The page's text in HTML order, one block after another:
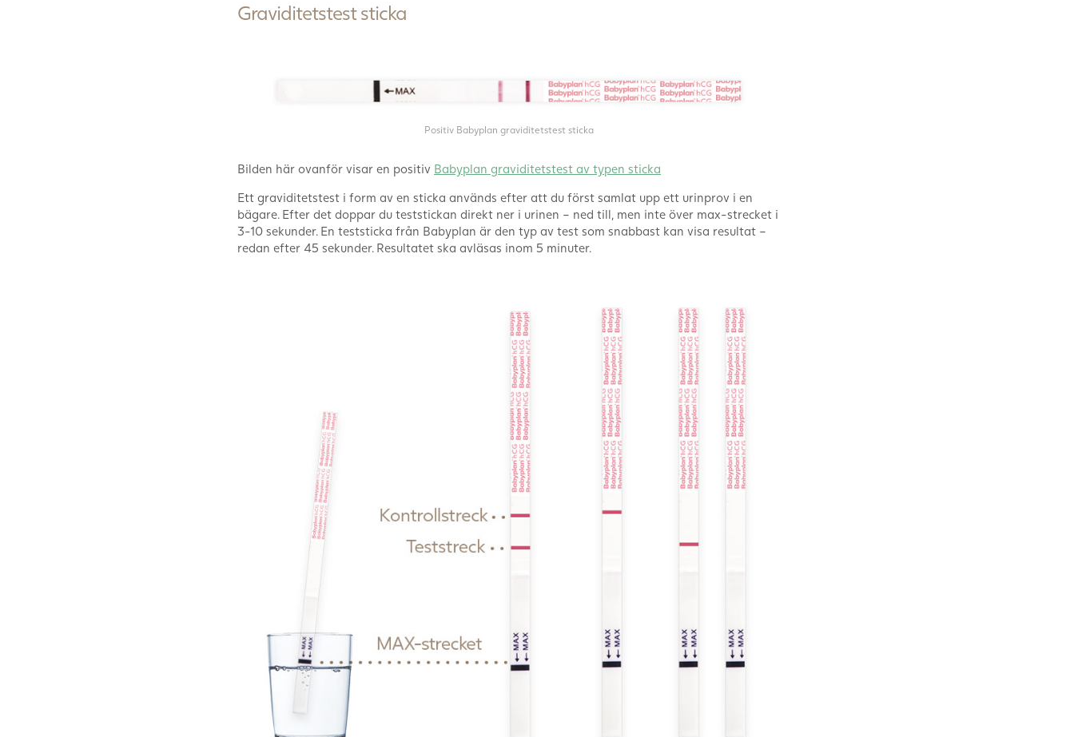
Graviditetstest sticka
Positiv Babyplan graviditetstest sticka
Bilden här ovanför visar en positiv Babyplan graviditetstest av typen sticka
Ett graviditetstest i form av en sticka används efter att du först samlat upp ett urinprov i en
bägare. Efter det doppar du teststickan direkt ner i urinen – ned till, men inte över max-strecket i
3-10 sekunder. En teststicka från Babyplan är den typ av test som snabbast kan visa resultat –
redan efter 45 sekunder. Resultatet ska avläsas inom 5 minuter.